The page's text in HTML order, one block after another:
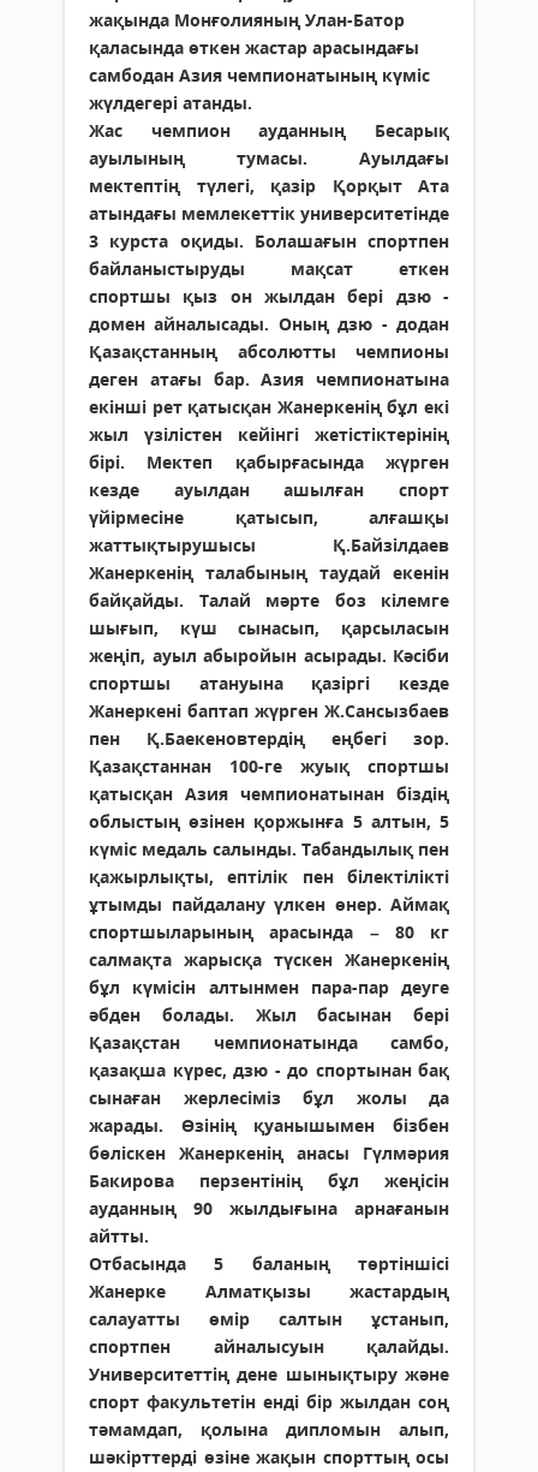
жақында Монғолияның Улан-Батор
қаласында өткен жастар арасындағы
самбодан Азия чемпионатының күміс
жүлдегері атанды.
Жас чемпион ауданның Бесарық
ауылының тумасы. Ауылдағы
мектептің түлегі, қазір Қорқыт Ата
атындағы мемлекеттік университетінде
3 курс­та оқиды. Болашағын спортпен
байланыстыруды мақсат еткен
спортшы қыз он жылдан бері дзю -
домен айналысады. Оның дзю - додан
Қазақстанның абсолютты чемпионы
деген атағы бар. Азия чемпионатына
екінші рет қатысқан Жанеркенің бұл екі
жыл үзілістен кейінгі жетістіктерінің
бірі. Мектеп қабырғасында жүрген
кезде ауылдан ашылған спорт
үйірмесіне қатысып, алғашқы
жаттықтырушысы Қ.Байзілдаев
Жанеркенің талабының таудай екенін
байқайды. Талай мәрте боз кілемге
шығып, күш сынасып, қарсыласын
жеңіп, ауыл абыройын асырады. Кәсіби
спортшы атануына қазіргі кезде
Жанеркені баптап жүрген Ж.Сансызбаев
пен Қ.Баекеновтердің еңбегі зор.
Қазақстаннан 100-ге жуық спортшы
қатысқан Азия чемпионатынан біздің
облыстың өзінен қоржынға 5 алтын, 5
күміс медаль салынды. Табандылық пен
қажырлықты, ептілік пен білектілікті
ұтымды пайдалану үлкен өнер. Аймақ
спортшыларының арасында – 80 кг
салмақта жарысқа түскен Жанеркенің
бұл күмісін алтынмен пара-пар деуге
әбден болады. Жыл басынан бері
Қазақстан чемпионатында самбо,
қазақша күрес, дзю - до спортынан бақ
сынаған жерлесіміз бұл жолы да
жарады. Өзінің қуанышымен бізбен
бөліскен Жанеркенің анасы Гүлмәрия
Бакирова перзентінің бұл жеңісін
ауданның 90 жылдығына арнағанын
айтты.
Отбасында 5 баланың төртіншісі
Жанерке Алматқызы жастардың
салауатты өмір салтын ұстанып,
спортпен айналысуын қалайды.
Университеттің дене шынықтыру және
спорт факультетін енді бір жылдан соң
тәмамдап, қолына дипломын алып,
шәкірттерді өзіне жақын спорттың осы